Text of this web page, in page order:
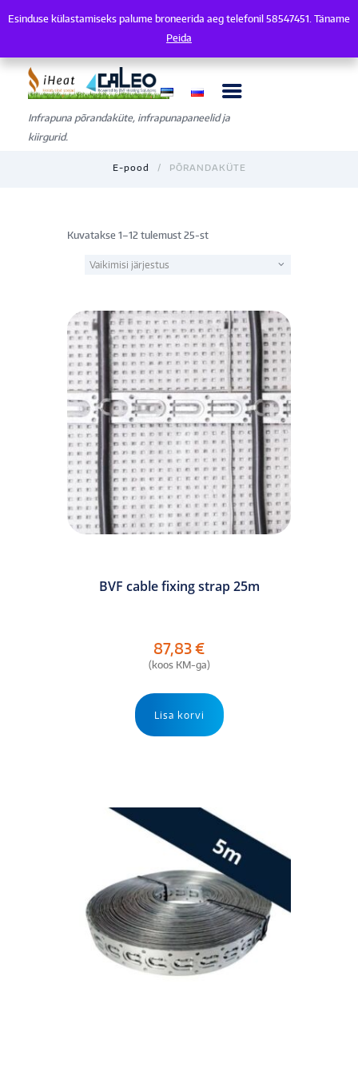
Infrapuna põrandaküte, infrapunapaneelid ja
kiirgurid.
E-pood PÕRANDAKÜTE
Kuvatakse 1–12 tulemust 25-st
BVF cable fixing strap 25m
87,83€
(koos KM-ga)
Lisa korvi
Esinduse külastamiseks palume broneerida aeg telefonil 58547451.
Esinduse külastamiseks palume broneerida aeg telefonil 58547451. Täname
Peida